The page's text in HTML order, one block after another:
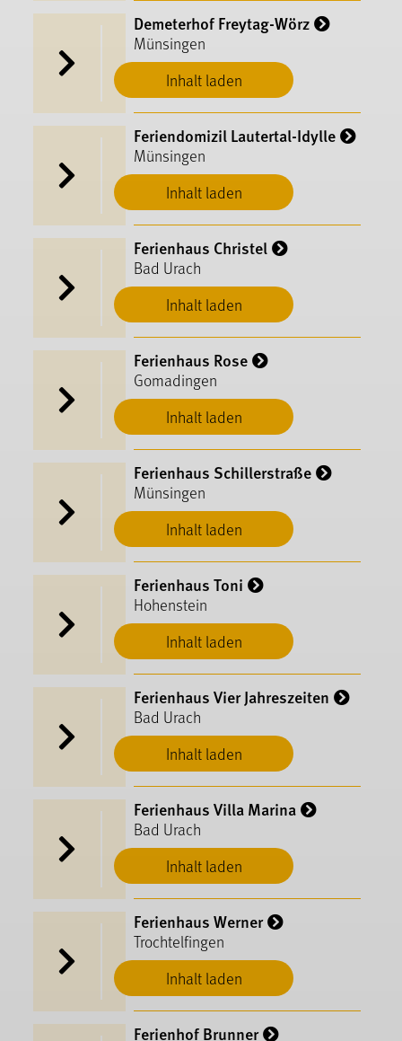
Inhalt laden
Demeterhof Freytag-Wörz
Münsingen
Inhalt laden
Feriendomizil Lautertal-Idylle
Münsingen
Inhalt laden
Ferienhaus Christel
Bad Urach
Inhalt laden
Ferienhaus Rose
Gomadingen
Inhalt laden
Ferienhaus Schillerstraße
Münsingen
Inhalt laden
Ferienhaus Toni
Hohenstein
Inhalt laden
Ferienhaus Vier Jahreszeiten
Bad Urach
Inhalt laden
Ferienhaus Villa Marina
Bad Urach
Inhalt laden
Ferienhaus Werner
Trochtelfingen
Ferienhof Brunner